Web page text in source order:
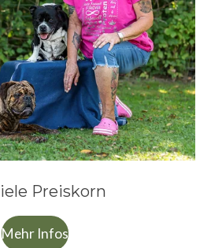
Preiskorn
Mehr Infos